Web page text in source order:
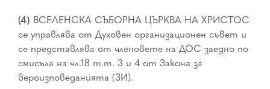
(4) ВСЕЛЕНСКА СЪБОРНА ЦЪРКВА НА ХРИСТОС
се управлява от Духовен организационен съвет и
се представлява от членовете на ДОС заедно по
смисъла на чл.18 т.т. 3 и 4 от Закона за
вероизповеданията (ЗИ).